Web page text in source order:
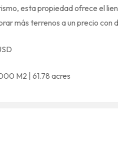
esta propiedad ofrece el
más terrenos a un precio con
M2 | 61.78 acres